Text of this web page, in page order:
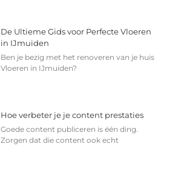
De Ultieme Gids voor Perfecte Vloeren
in IJmuiden
Ben je bezig met het renoveren van je huis
Vloeren in IJmuiden?
Hoe verbeter je je content prestaties
Goede content publiceren is één ding.
Zorgen dat die content ook echt